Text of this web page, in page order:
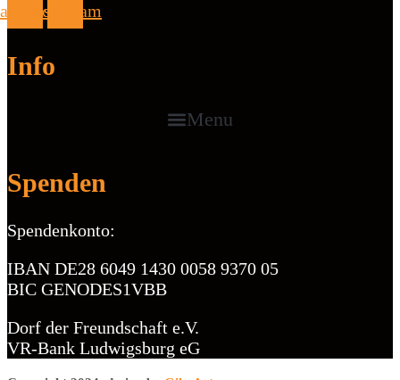
Instagram
Info
Menu
Spenden
Spendenkonto:
IBAN DE28 6049 1430 0058 9370 05
BIC GENODES1VBB
Dorf der Freundschaft e.V.
VR-Bank Ludwigsburg eG